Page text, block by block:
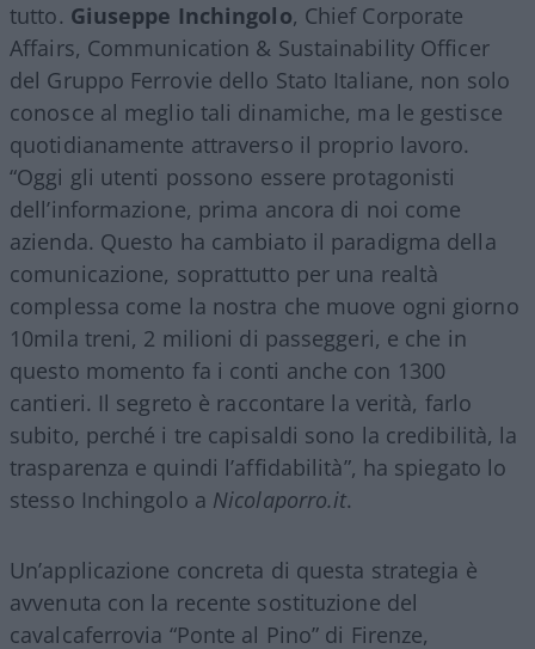
tutto. Giuseppe Inchingolo, Chief Corporate
Affairs, Communication & Sustainability Officer
del Gruppo Ferrovie dello Stato Italiane, non solo
conosce al meglio tali dinamiche, ma le gestisce
quotidianamente attraverso il proprio lavoro.
“Oggi gli utenti possono essere protagonisti
dell’informazione, prima ancora di noi come
azienda. Questo ha cambiato il paradigma della
comunicazione, soprattutto per una realtà
complessa come la nostra che muove ogni giorno
10mila treni, 2 milioni di passeggeri, e che in
questo momento fa i conti anche con 1300
cantieri. Il segreto è raccontare la verità, farlo
subito, perché i tre capisaldi sono la credibilità, la
trasparenza e quindi l’affidabilità”, ha spiegato lo
stesso Inchingolo a Nicolaporro.it.
Un’applicazione concreta di questa strategia è
avvenuta con la recente sostituzione del
cavalcaferrovia “Ponte al Pino” di Firenze,